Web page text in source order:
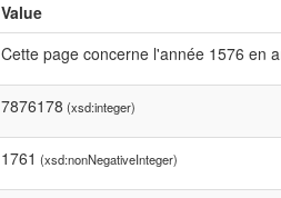
Value
Cette page concerne l'année 1576 en
7876178 (xsd:integer)
1761 (xsd:nonNegativeInteger)